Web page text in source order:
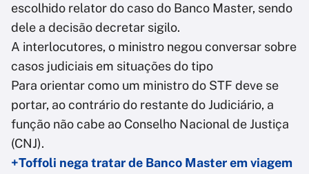
escolhido relator do caso do Banco Master, sendo
dele a decisão decretar sigilo.
A interlocutores, o ministro negou conversar sobre
casos judiciais em situações do tipo
Para orientar como um ministro do STF deve se
portar, ao contrário do restante do Judiciário, a
função não cabe ao Conselho Nacional de Justiça
(CNJ).
+Toffoli nega tratar de Banco Master em viagem